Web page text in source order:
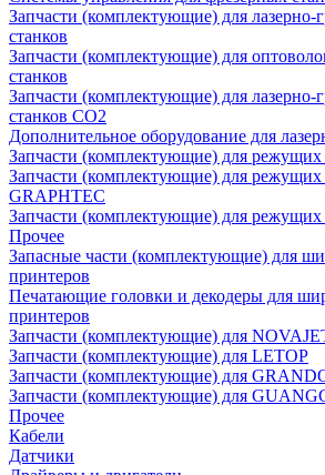
Запчасти (комплектующие) для лазерно-
станков
Запчасти (комплектующие) для
станков
Запчасти (комплектующие) для лазерно-
станков CO2
Дополнительное оборудование для
Запчасти (комплектующие) для режущих
Запчасти (комплектующие) для режущих
GRAPHTEC
Запчасти (комплектующие) для
Прочее
Запасные части (комплектующие) для
принтеров
Печатающие головки и декодеры для
принтеров
Запчасти (комплектующие) для
Запчасти (комплектующие) для LETOP
Запчасти (комплектующие) для
Запчасти (комплектующие) для
Прочее
Кабели
Датчики